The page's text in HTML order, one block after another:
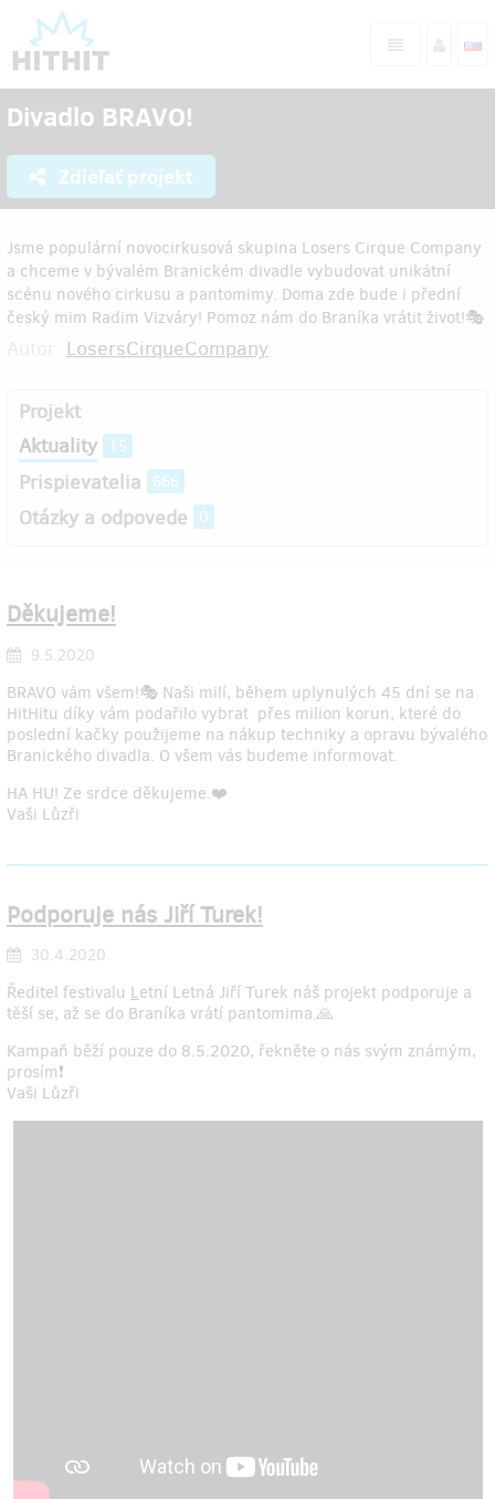
Divadlo BRAVO!
Zdieľať projekt
Jsme populární novocirkusová skupina Losers Cirque Company
a chceme v bývalém Branickém divadle vybudovat unikátní
scénu nového cirkusu a pantomimy. Doma zde bude i přední
český mim Radim Vizváry! Pomoz nám do Braníka vrátit život!🎭
LosersCirqueCompany
Projekt
Aktuality
15
Prispievatelia 666
Otázky a odpovede 0
Děkujeme!
9.5.2020
BRAVO vám všem!🎭 Naši milí, během uplynulých 45 dní se na
HitHitu díky vám podařilo vybrat přes milion korun, které do
poslední kačky použijeme na nákup techniky a opravu bývalého
Branického divadla. O všem vás budeme informovat.
HA HU! Ze srdce děkujeme.❤️
Vaši Lůzři
Podporuje nás Jiří Turek!
30.4.2020
Ředitel festivalu Letní Letná Jiří Turek náš projekt podporuje a
těší se, až se do Braníka vrátí pantomima.🙏
Kampaň běží pouze do 8.5.2020, řekněte o nás svým známým,
prosím❗
Vaši Lůzři